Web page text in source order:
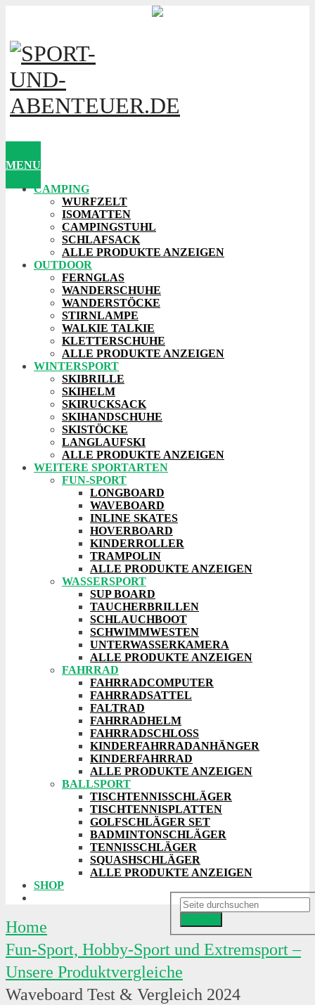
MENU
CAMPING
WURFZELT
ISOMATTEN
CAMPINGSTUHL
SCHLAFSACK
ALLE PRODUKTE ANZEIGEN
OUTDOOR
FERNGLAS
WANDERSCHUHE
WANDERSTÖCKE
STIRNLAMPE
WALKIE TALKIE
KLETTERSCHUHE
ALLE PRODUKTE ANZEIGEN
WINTERSPORT
SKIBRILLE
SKIHELM
SKIRUCKSACK
SKIHANDSCHUHE
SKISTÖCKE
LANGLAUFSKI
ALLE PRODUKTE ANZEIGEN
WEITERE SPORTARTEN
FUN-SPORT
LONGBOARD
WAVEBOARD
INLINE SKATES
HOVERBOARD
KINDERROLLER
TRAMPOLIN
ALLE PRODUKTE ANZEIGEN
WASSERSPORT
SUP BOARD
TAUCHERBRILLEN
SCHLAUCHBOOT
SCHWIMMWESTEN
UNTERWASSERKAMERA
ALLE PRODUKTE ANZEIGEN
FAHRRAD
FAHRRADCOMPUTER
FAHRRADSATTEL
FALTRAD
FAHRRADHELM
FAHRRADSCHLOSS
KINDERFAHRRADANHÄNGER
KINDERFAHRRAD
ALLE PRODUKTE ANZEIGEN
BALLSPORT
TISCHTENNISSCHLÄGER
TISCHTENNISPLATTEN
GOLFSCHLÄGER SET
BADMINTONSCHLÄGER
TENNISSCHLÄGER
SQUASHSCHLÄGER
ALLE PRODUKTE ANZEIGEN
SHOP
Home
Fun-Sport, Hobby-Sport und Extremsport –
Unsere Produktvergleiche
Waveboard Test & Vergleich 2024